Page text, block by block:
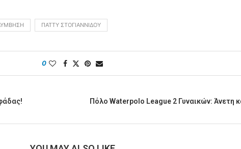
ΠΆΤΤΥ ΣΤΟΓΙΑΝΝΊΔΟΥ
0
Πόλο Waterpolo League 2 Γυναικών: Άνετη